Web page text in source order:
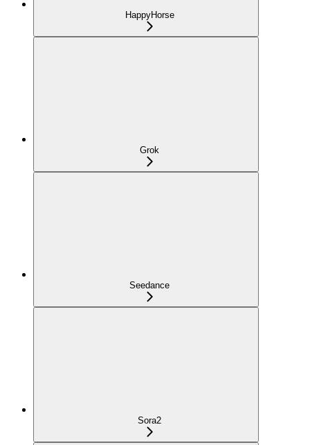
HappyHorse
Grok
Seedance
Sora2